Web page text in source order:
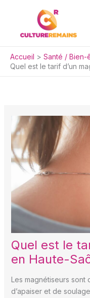
Accueil
Santé / Bien-
Quel est le tarif d’un
Quel est le
en Haute-
Les magnétiseurs sont
d’apaiser et de